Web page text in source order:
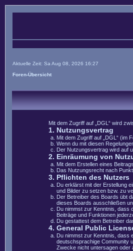
Aktuelle Zeit: Sa Aug 08, 2026 16:27
Foren-Übersicht
Mit dem Zugriff auf „DGL“ wird
1. Nutzungsvertrag
Mit dem Zugriff auf „DGL“ (im
Wenn du mit diesen
Der Nutzungsvertrag wird auf
2. Einräumung von
Mit dem Erstellen eines
Das Nutzungsrecht nach
3. Pflichten des Nutzers
Du erklärst mit der Erstellung
und Bilder zu setzen bzw. zu
Der Betreiber des Boards übt
dieses Boards ausschließen
Du nimmst zur Kenntnis, dass
Beiträge und Funktionen
Du gestattest dem Betreiber
4. General Public
Du nimmst zur Kenntnis, dass
deutschsprachige Community
Zwecke nicht untersagen oder